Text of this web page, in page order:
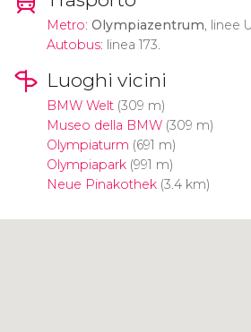
Metro: Olympiazentrum, linee
Autobus: linea 173.
Luoghi vicini
BMW Welt(309 m)
Museo della BMW(309 m)
Olympiaturm (691 m)
Olympiapark(991 m)
Neue Pinakothek(3.4 km)